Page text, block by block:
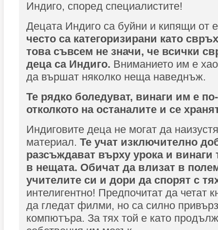
Индиго, според специалистите!
Децата Индиго са буйни и кипящи от
често са категоризирани като
това съвсем не значи, че всички
деца са Индиго. Вниманието им е
да вършат няколко неща наведнъж.
Те рядко боледуват, винаги им е
отколкото на останалите и се
Индиговите деца не могат да
материал. Те учат изключително
разсъждават върху урока и винаги
в нещата. Обичат да влизат в
учителите си и дори да спорят с
интелигентно! Предпочитат да четат
да гледат филми, но са силно
компютъра. За тях той е като